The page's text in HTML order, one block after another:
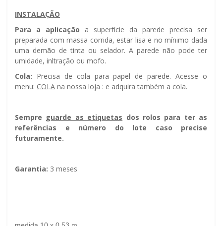
INSTALAÇÃO
Para a aplicação a superfície da parede precisa ser
preparada com massa corrida, estar lisa e no mínimo dada
uma demão de tinta ou selador. A parede não pode ter
umidade, infiltração ou mofo.
Cola: Precisa de cola para papel de parede. Acesse o
menu: COLA na nossa loja : e adquira também a cola.
Sempre guarde as etiquetas dos rolos para ter as
referências e número do lote caso precise
futuramente.
Garantia: 3 meses